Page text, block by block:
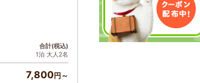
合計(税込)
1泊 大人2名
7,800円～